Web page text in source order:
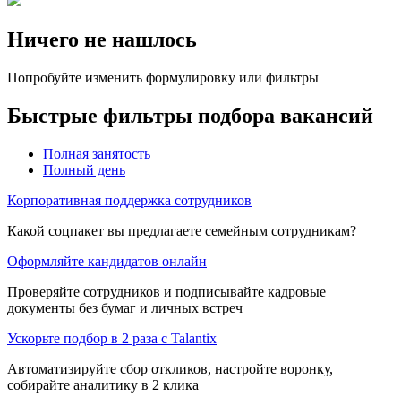
Ничего не нашлось
Попробуйте изменить формулировку или фильтры
Быстрые фильтры подбора вакансий
Полная занятость
Полный день
Корпоративная поддержка сотрудников
Какой соцпакет вы предлагаете семейным сотрудникам?
Оформляйте кандидатов онлайн
Проверяйте сотрудников и подписывайте кадровые
документы без бумаг и личных встреч
Ускорьте подбор в 2 раза с Talantix
Автоматизируйте сбор откликов, настройте воронку,
собирайте аналитику в 2 клика